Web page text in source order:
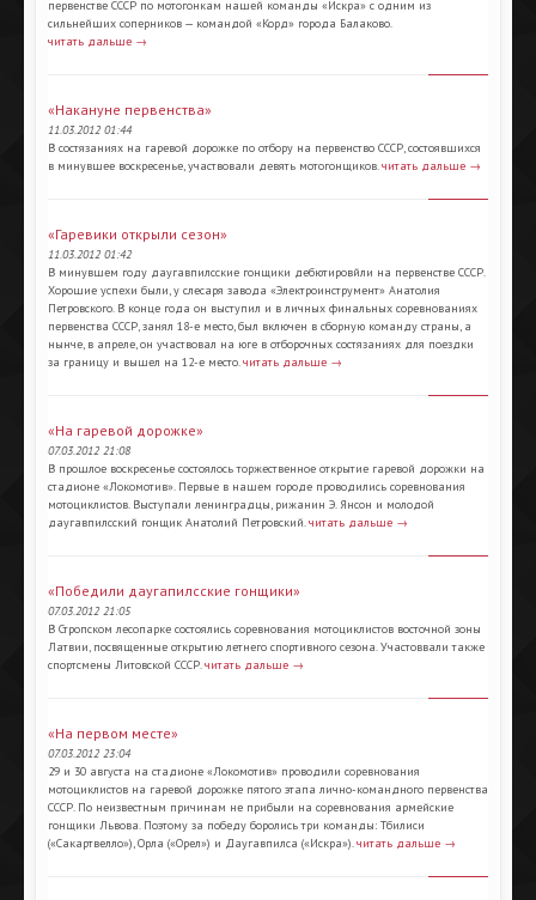
первенстве СССР по мотогонкам нашей команды «Искра» с одним из
сильнейших соперников — командой «Корд» города Балаково.
читать дальше →
«Накануне первенства»
11.03.2012 01:44
В состязаниях на гаревой дорожке по отбору на первенство СССР, состоявшихся
в минувшее воскресенье, участвовали девять мотогонщиков.читать дальше →
«Гаревики открыли сезон»
11.03.2012 01:42
В минувшем году даугавпилсские гонщики дебютировйли на первенстве СССР.
Хорошие успехи были, у слесаря завода «Электроинструмент» Анатолия
Петровского. В конце года он выступил и в личных финальных соревнованиях
первенства СССР, занял 18-е место, был включен в сборную команду страны, а
нынче, в апреле, он участвовал на юге в отборочных состязаниях для поездки
за границу и вышел на 12-е место.читать дальше →
«На гаревой дорожке»
07.03.2012 21:08
В прошлое воскресенье состоялось торжественное открытие гаревой дорожки на
стадионе «Локомотив». Первые в нашем городе проводились соревнования
мотоциклистов. Выступали ленинградцы, рижанин Э. Янсон и молодой
даугавпилсский гонщик Анатолий Петровский.читать дальше →
«Победили даугапилсские гонщики»
07.03.2012 21:05
В Стропском лесопарке состоялись соревнования мотоциклистов восточной зоны
Латвии, посвященные открытию летнего спортивного сезона. Участоввали также
спортсмены Литовской СССР.читать дальше →
«На первом месте»
07.03.2012 23:04
29 и 30 августа на стадионе «Локомотив» проводили соревнования
мотоциклистов на гаревой дорожке пятого этапа лично-командного первенства
СССР. По неизвестным причинам не прибыли на соревнования армейские
гонщики Львова. Поэтому за победу боролись три команды: Тбилиси
(«Сакартвелло»), Орла («Орел») и Даугавпилса («Искра»).читать дальше →